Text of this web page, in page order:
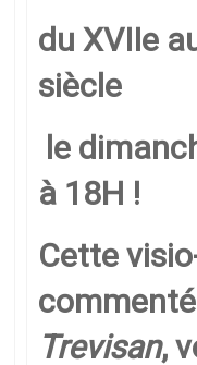
du XVIIe
siècle
le
à 18H !
Cette
Trevisan,